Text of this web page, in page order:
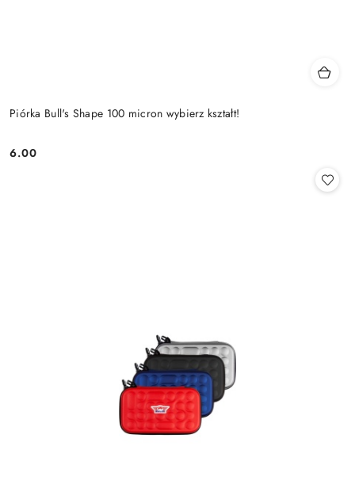
Piórka Bull's Shape 100 micron wybierz kształt!
Cena:
6.00